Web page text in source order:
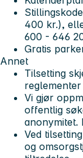
400 kr.),
600 - 646
Gratis
Annet
Tilsetting
Vi gjør
offentlig
anonymitet.
Ved
og